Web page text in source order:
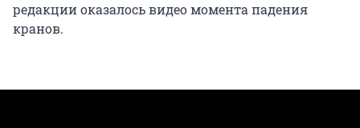
редакции оказалось видео момента падения
кранов.